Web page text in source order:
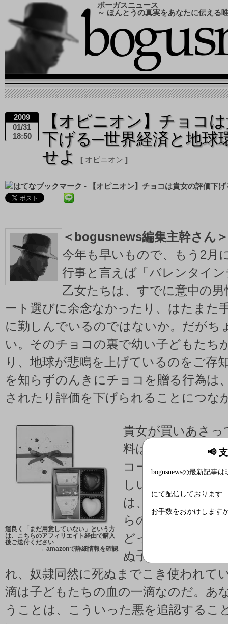
📢
bogusnewsの最新記事は
にて配信しております
お手数をおかけします
ボーガスニュース
～ ほんとうの真実をあなたに伝える
2009
01/31
18:50
【オピニオン】チョコ
下げる─世界経済と地球
せよ
オピニオン
＜bogusnews編集主幹さん＞
今年も早いもので、もう2月
行事と言えば「バレンタイ
乙女たちは、すでに意中の
ート選びに余念なかったり、はたまた
に勤しんでいるのではないか。だがち
い。そのチョコの裏で幼い子どもたち
り、地球が悲鳴を上げているのをご存
を知らずのんきにチョコを贈る行為は
されたり評価を下げられることにつな
運良く「まだ用意していない」という方
は、こちらのアフィリエイト経由で購入
後ご送付ください
→ amazonで詳細情報を確認
貴女が買いあさ
料はカカオ豆。
コートジボアー
しい国々から輸
は、グローバル
らの国の労働環
どっていること
ぬ子どもたちま
れ、奴隷同然に死ぬまでこき使われて
滴は子どもたちの血の一滴なのだ。あ
うことは、こういった悪を追認するこ